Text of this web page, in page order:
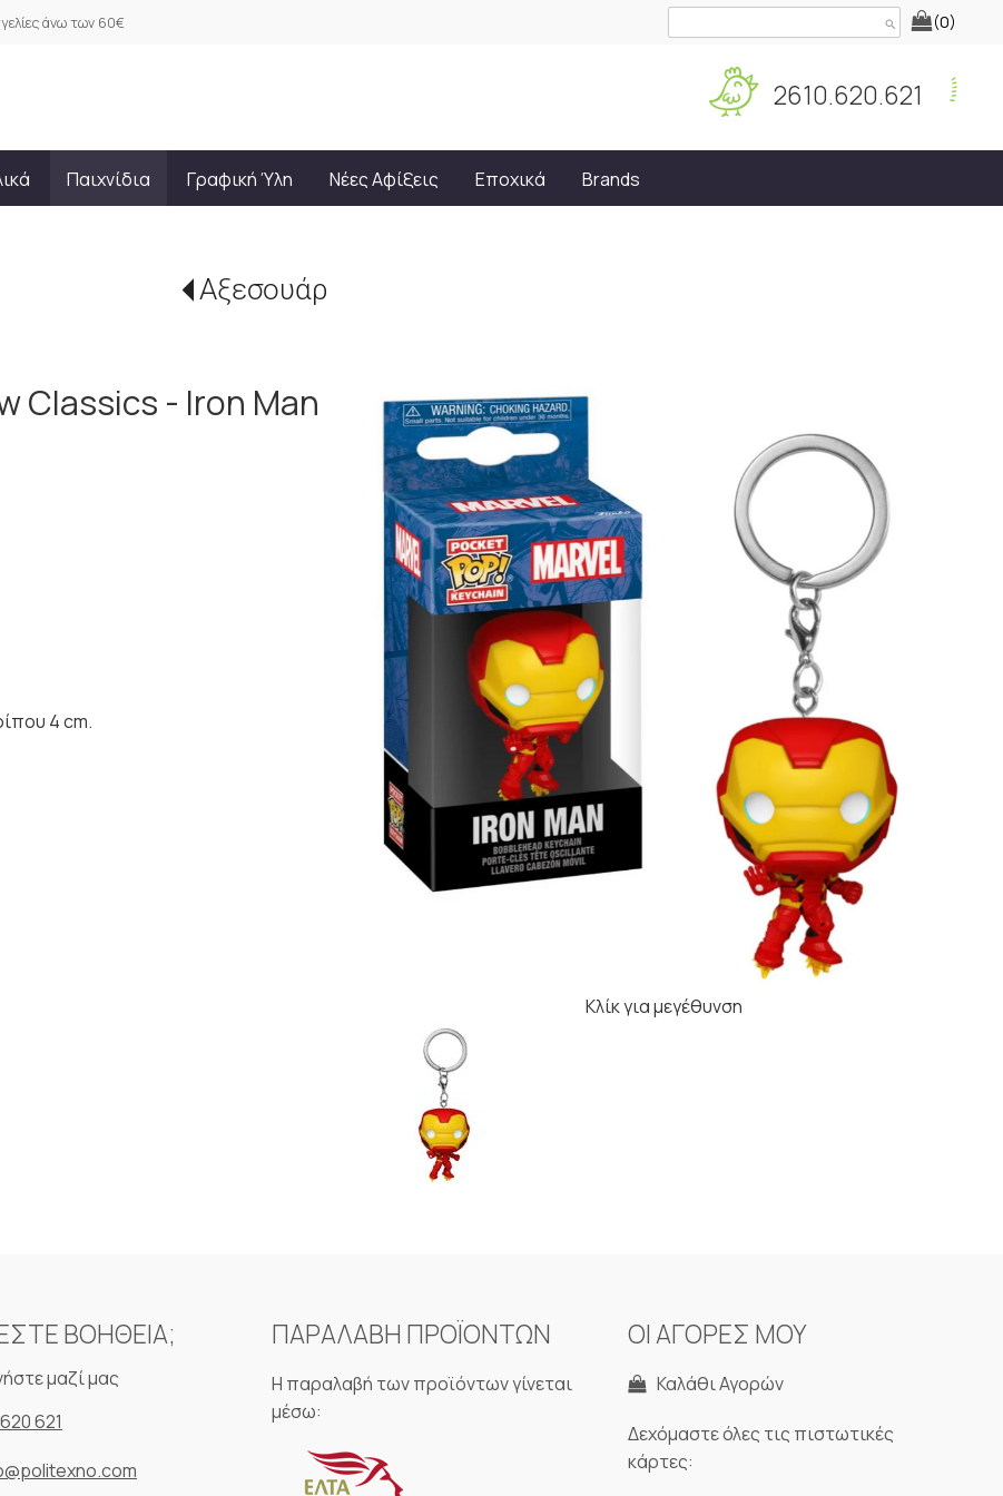
άνω των 60€ (0)
search
2610.620.621
Παιχνίδια Γραφική Ύλη Νέες Αφίξεις Εποχικά Brands
Αξεσουάρ
Κλίκ για μεγέθυνση
Classics - Iron Man
4 cm.
ΒΟΗΘΕΙΑ;
μαζί μας
621
ΠΑΡΑΛΑΒΗ ΠΡΟΪΟΝΤΩΝ
Η παραλαβή των προϊόντων γίνεται
μέσω:
ΟΙ ΑΓΟΡΕΣ ΜΟΥ
Καλάθι Αγορών
Δεχόμαστε όλες τις πιστωτικές
κάρτες: